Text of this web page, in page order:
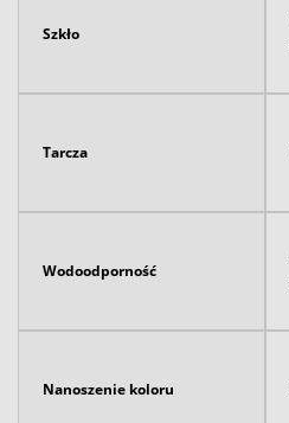
Szkło
Tarcza
Wodoodporność
Nanoszenie koloru